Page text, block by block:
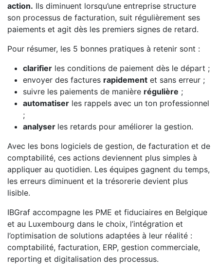
action. Ils diminuent lorsqu’une entreprise structure
son processus de facturation, suit régulièrement ses
paiements et agit dès les premiers signes de retard.
Pour résumer, les 5 bonnes pratiques à retenir sont :
clarifier les conditions de paiement dès le départ ;
envoyer des factures rapidement et sans erreur ;
suivre les paiements de manière régulière ;
automatiser les rappels avec un ton professionnel
;
analyser les retards pour améliorer la gestion.
Avec les bons logiciels de gestion, de facturation et de
comptabilité, ces actions deviennent plus simples à
appliquer au quotidien. Les équipes gagnent du temps,
les erreurs diminuent et la trésorerie devient plus
lisible.
IBGraf accompagne les PME et fiduciaires en Belgique
et au Luxembourg dans le choix, l’intégration et
l’optimisation de solutions adaptées à leur réalité :
comptabilité, facturation, ERP, gestion commerciale,
reporting et digitalisation des processus.